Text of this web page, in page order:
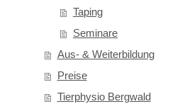
Taping
Seminare
Aus- & Weiterbildung
Preise
Tierphysio Bergwald